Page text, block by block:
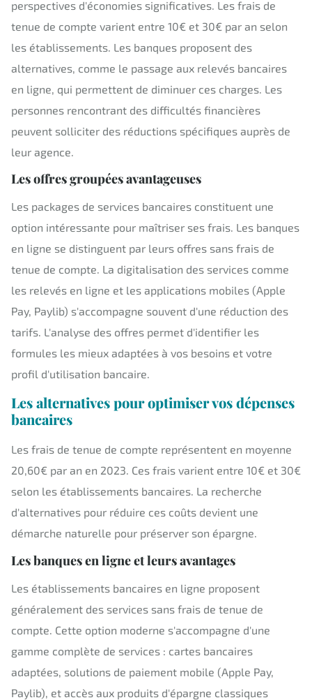
perspectives d'économies significatives. Les frais de
tenue de compte varient entre 10€ et 30€ par an selon
les établissements. Les banques proposent des
alternatives, comme le passage aux relevés bancaires
en ligne, qui permettent de diminuer ces charges. Les
personnes rencontrant des difficultés financières
peuvent solliciter des réductions spécifiques auprès de
leur agence.
Les offres groupées avantageuses
Les packages de services bancaires constituent une
option intéressante pour maîtriser ses frais. Les banques
en ligne se distinguent par leurs offres sans frais de
tenue de compte. La digitalisation des services comme
les relevés en ligne et les applications mobiles (Apple
Pay, Paylib) s'accompagne souvent d'une réduction des
tarifs. L'analyse des offres permet d'identifier les
formules les mieux adaptées à vos besoins et votre
profil d'utilisation bancaire.
Les alternatives pour optimiser vos dépenses
bancaires
Les frais de tenue de compte représentent en moyenne
20,60€ par an en 2023. Ces frais varient entre 10€ et 30€
selon les établissements bancaires. La recherche
d'alternatives pour réduire ces coûts devient une
démarche naturelle pour préserver son épargne.
Les banques en ligne et leurs avantages
Les établissements bancaires en ligne proposent
généralement des services sans frais de tenue de
compte. Cette option moderne s'accompagne d'une
gamme complète de services : cartes bancaires
adaptées, solutions de paiement mobile (Apple Pay,
Paylib), et accès aux produits d'épargne classiques